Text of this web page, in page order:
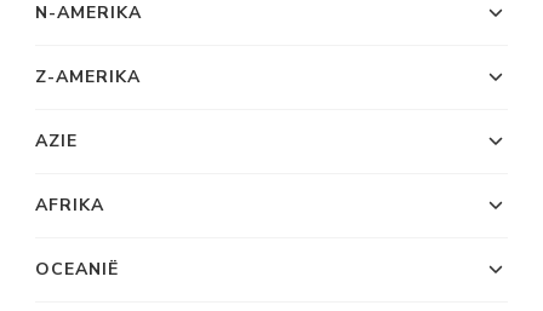
N-AMERIKA
Z-AMERIKA
AZIE
AFRIKA
OCEANIË